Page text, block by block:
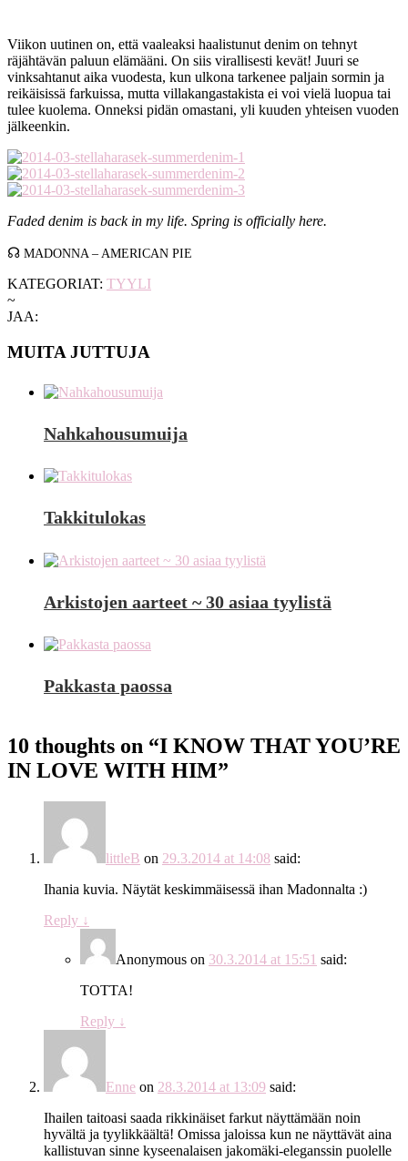
Viikon uutinen on, että vaaleaksi haalistunut denim on tehnyt
räjähtävän paluun elämääni. On siis virallisesti kevät! Juuri se
vinksahtanut aika vuodesta, kun ulkona tarkenee paljain sormin ja
reikäisissä farkuissa, mutta villakangastakista ei voi vielä luopua tai
tulee kuolema. Onneksi pidän omastani, yli kuuden yhteisen vuoden
jälkeenkin.
Faded denim is back in my life. Spring is officially here.
☊ MADONNA – AMERICAN PIE
KATEGORIAT: TYYLI
~
JAA:
MUITA JUTTUJA
Nahkahousumuija
Takkitulokas
Arkistojen aarteet ~ 30 asiaa tyylistä
Pakkasta paossa
10 thoughts on “I KNOW THAT YOU’RE
IN LOVE WITH HIM”
littleB on 29.3.2014 at 14:08 said:
Ihania kuvia. Näytät keskimmäisessä ihan Madonnalta :)
Reply ↓
Anonymous on 30.3.2014 at 15:51 said:
TOTTA!
Reply ↓
Enne on 28.3.2014 at 13:09 said:
Ihailen taitoasi saada rikkinäiset farkut näyttämään noin
hyvältä ja tyylikkäältä! Omissa jaloissa kun ne näyttävät aina
kallistuvan sinne kyseenalaisen jakomäki-eleganssin puolelle